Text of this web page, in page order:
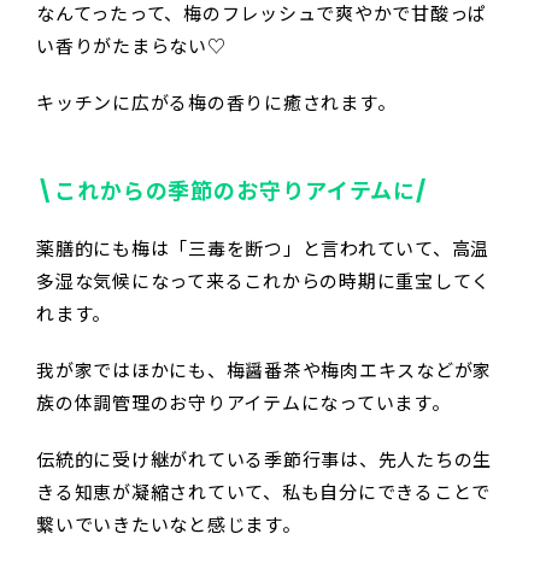
なんてったって、梅のフレッシュで爽やかで甘酸っぱ
い香りがたまらない♡
キッチンに広がる梅の香りに癒されます。
\これからの季節のお守りアイテムに/
薬膳的にも梅は「三毒を断つ」と言われていて、高温
多湿な気候になって来るこれからの時期に重宝してく
れます。
我が家ではほかにも、梅醤番茶や梅肉エキスなどが家
族の体調管理のお守りアイテムになっています。
伝統的に受け継がれている季節行事は、先人たちの生
きる知恵が凝縮されていて、私も自分にできることで
繋いでいきたいなと感じます。